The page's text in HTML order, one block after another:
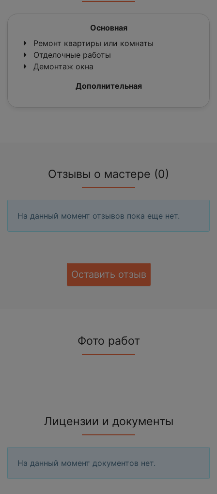
Основная
Ремонт квартиры или комнаты
Отделочные работы
Демонтаж окна
Дополнительная
Отзывы о мастере (0)
На данный момент отзывов пока еще нет.
Оставить отзыв
Фото работ
Лицензии и документы
На данный момент документов нет.